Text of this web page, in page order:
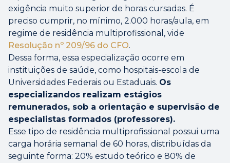
exigência muito superior de horas cursadas. É
preciso cumprir, no mínimo, 2.000 horas/aula, em
regime de residência multiprofissional, vide
Resolução nº 209/96 do CFO.
Dessa forma, essa especialização ocorre em
instituições de saúde, como hospitais-escola de
Universidades Federais ou Estaduais. Os
especializandos realizam estágios
remunerados, sob a orientação e supervisão de
especialistas formados (professores).
Esse tipo de residência multiprofissional possui uma
carga horária semanal de 60 horas, distribuídas da
seguinte forma: 20% estudo teórico e 80% de